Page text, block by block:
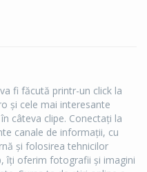
fi făcută printr-un click la
şi cele mai interesante
câteva clipe. Conectaţi la
canale de informaţii, cu
şi folosirea tehnicilor
îţi oferim fotografii şi imagini